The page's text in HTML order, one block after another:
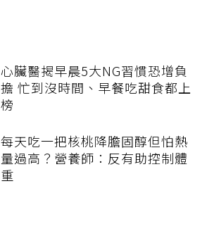
心臟醫揭早晨5大NG習慣恐增負
擔 忙到沒時間、早餐吃甜食都上
榜
每天吃一把核桃降膽固醇但怕熱
量過高？營養師：反有助控制體
重